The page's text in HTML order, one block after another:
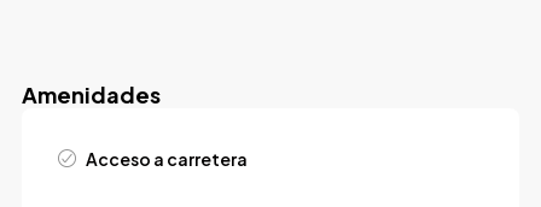
Amenidades
Acceso a carretera